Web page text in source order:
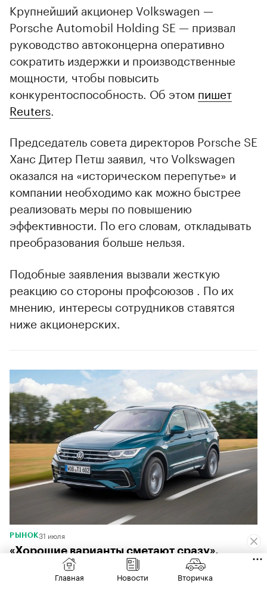
Крупнейший акционер Volkswagen —
Porsche Automobil Holding SE — призвал
руководство автоконцерна оперативно
сократить издержки и производственные
мощности, чтобы повысить
конкурентоспособность. Об этом пишет
Reuters.
Председатель совета директоров Porsche SE
Ханс Дитер Петш заявил, что Volkswagen
оказался на «историческом перепутье» и
компании необходимо как можно быстрее
реализовать меры по повышению
эффективности. По его словам, откладывать
преобразования больше нельзя.
00:00
Подобные заявления вызвали жесткую
реакцию со стороны профсоюзов . По их
мнению, интересы сотрудников ставятся
ниже акционерских.
РЫНОК31 июля
«Хорошие варианты сметают сразу».
Mazda, VW и другие кроссоверы за ₽2 млн
Главная Новости Вторичка